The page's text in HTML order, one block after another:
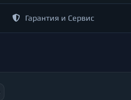
Гарантия и Сервис